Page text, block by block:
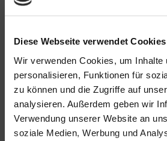
Diese Webseite verwendet Cookies
Wir verwenden Cookies, um Inhalte
personalisieren, Funktionen für
zu können und die Zugriffe auf
analysieren. Außerdem geben wir
Verwendung unserer Website an
soziale Medien, Werbung und